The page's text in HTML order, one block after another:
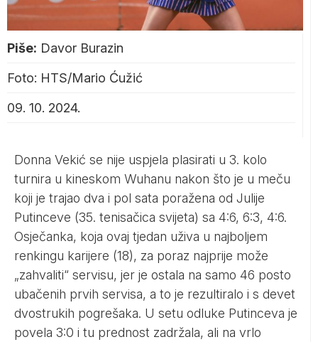
Piše: Davor Burazin
Foto: HTS/Mario Ćužić
09. 10. 2024.
Donna Vekić se nije uspjela plasirati u 3. kolo
turnira u kineskom Wuhanu nakon što je u meču
koji je trajao dva i pol sata poražena od Julije
Putinceve (35. tenisačica svijeta) sa 4:6, 6:3, 4:6.
Osječanka, koja ovaj tjedan uživa u najboljem
renkingu karijere (18), za poraz najprije može
„zahvaliti“ servisu, jer je ostala na samo 46 posto
ubačenih prvih servisa, a to je rezultiralo i s devet
dvostrukih pogrešaka. U setu odluke Putinceva je
povela 3:0 i tu prednost zadržala, ali na vrlo